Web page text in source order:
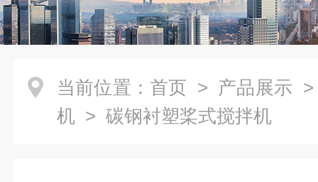
当前位置： 首页 > 产品展示
机 > 碳钢衬塑桨式搅拌机